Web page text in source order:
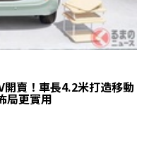
賣！車長4.2米打造移動
局更實用